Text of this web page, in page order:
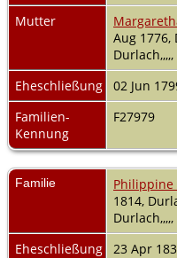
Mutter
Aug 1776,
Durlach,,,,,
Eheschließung
02 Jun
Familien-
Kennung
F27979
Familie Philippine
1814,
Durlach,,,,,
Eheschließung
23 Apr